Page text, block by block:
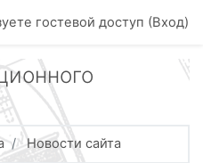
гостевой доступ (Вход)
Новости сайта